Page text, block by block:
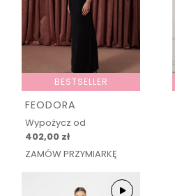
BESTSELLER
FEODORA
Wypożycz od
402,00 zł
ZAMÓW PRZYMIARKĘ